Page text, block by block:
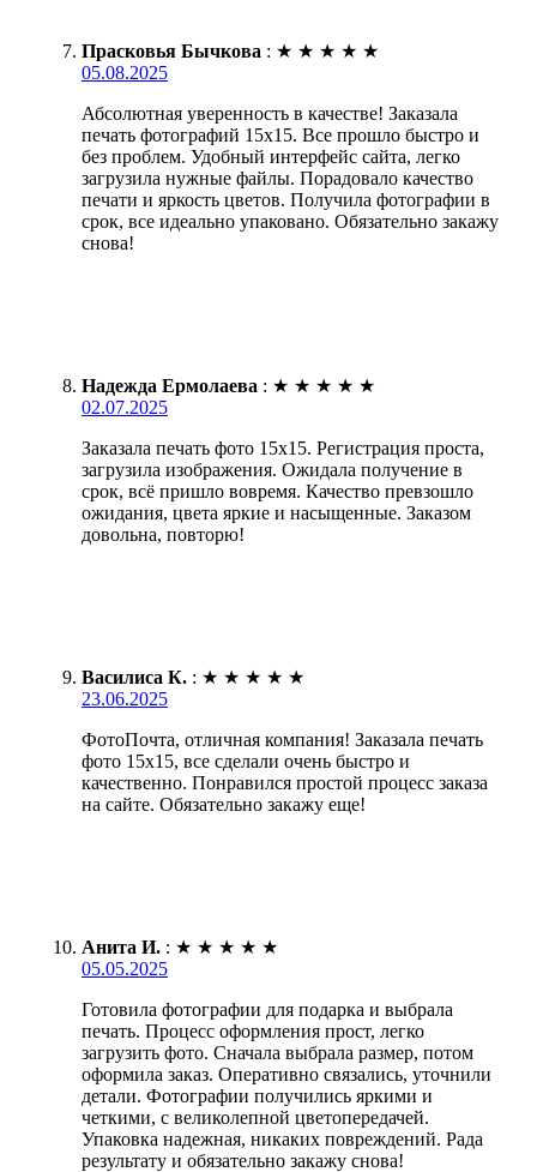
Прасковья Бычкова : ★ ★ ★ ★ ★
05.08.2025
Абсолютная уверенность в качестве! Заказала
печать фотографий 15х15. Все прошло быстро и
без проблем. Удобный интерфейс сайта, легко
загрузила нужные файлы. Порадовало качество
печати и яркость цветов. Получила фотографии в
срок, все идеально упаковано. Обязательно закажу
снова!
Надежда Ермолаева : ★ ★ ★ ★ ★
02.07.2025
Заказала печать фото 15х15. Регистрация проста,
загрузила изображения. Ожидала получение в
срок, всё пришло вовремя. Качество превзошло
ожидания, цвета яркие и насыщенные. Заказом
довольна, повторю!
Василиса К. : ★ ★ ★ ★ ★
23.06.2025
ФотоПочта, отличная компания! Заказала печать
фото 15х15, все сделали очень быстро и
качественно. Понравился простой процесс заказа
на сайте. Обязательно закажу еще!
Анита И. : ★ ★ ★ ★ ★
05.05.2025
Готовила фотографии для подарка и выбрала
печать. Процесс оформления прост, легко
загрузить фото. Сначала выбрала размер, потом
оформила заказ. Оперативно связались, уточнили
детали. Фотографии получились яркими и
четкими, с великолепной цветопередачей.
Упаковка надежная, никаких повреждений. Рада
результату и обязательно закажу снова!